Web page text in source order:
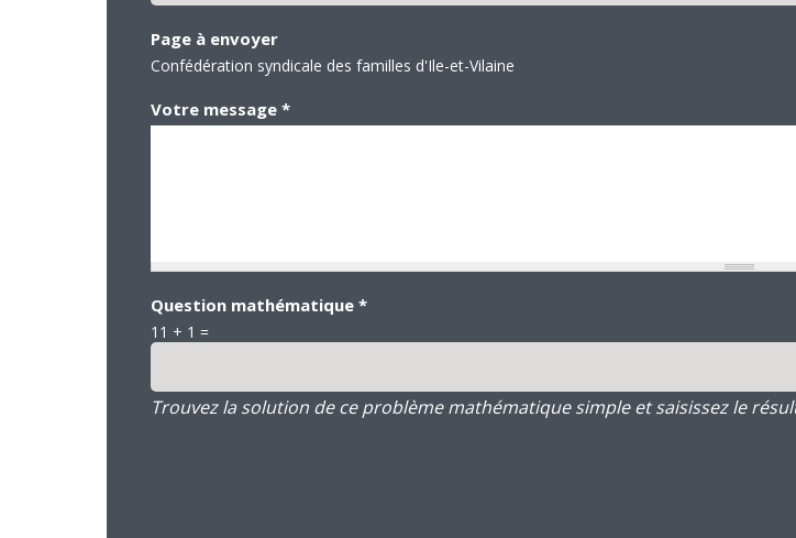
Page à envoyer
Confédération syndicale des familles d'Ile-et-Vilaine
Votre message *
Question mathématique *
11 + 1 =
Trouvez la solution de ce problème mathématique simple et saisissez le